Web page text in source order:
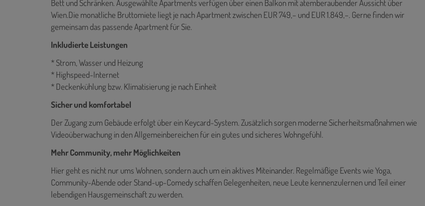
Bett und Schränken. Ausgewählte Apartments verfügen über einen Balkon mit atemberaubender Aussicht über
Wien.Die monatliche Bruttomiete liegt je nach Apartment zwischen EUR 749,– und EUR 1.849,–. Gerne finden wir
gemeinsam das passende Apartment für Sie.
Inkludierte Leistungen
* Strom, Wasser und Heizung
* Highspeed-Internet
* Deckenkühlung bzw. Klimatisierung je nach Einheit
Sicher und komfortabel
Der Zugang zum Gebäude erfolgt über ein Keycard-System. Zusätzlich sorgen moderne Sicherheitsmaßnahmen wie
Videoüberwachung in den Allgemeinbereichen für ein gutes und sicheres Wohngefühl.
Mehr Community, mehr Möglichkeiten
Hier geht es nicht nur ums Wohnen, sondern auch um ein aktives Miteinander. Regelmäßige Events wie Yoga,
Community-Abende oder Stand-up-Comedy schaffen Gelegenheiten, neue Leute kennenzulernen und Teil einer
lebendigen Hausgemeinschaft zu werden.